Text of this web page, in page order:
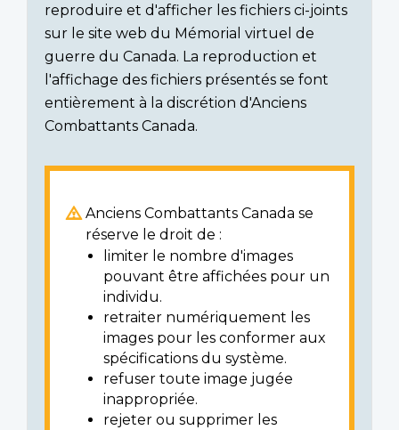
reproduire et d'afficher les fichiers ci-joints
sur le site web du Mémorial virtuel de
guerre du Canada. La reproduction et
l'affichage des fichiers présentés se font
entièrement à la discrétion d'Anciens
Combattants Canada.
Anciens Combattants Canada se
réserve le droit de :
limiter le nombre d'images
pouvant être affichées pour un
individu.
retraiter numériquement les
images pour les conformer aux
spécifications du système.
refuser toute image jugée
inappropriée.
rejeter ou supprimer les